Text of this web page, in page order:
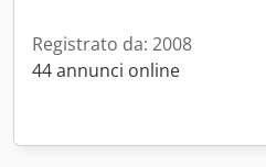
Registrato da: 2008
44 annunci online